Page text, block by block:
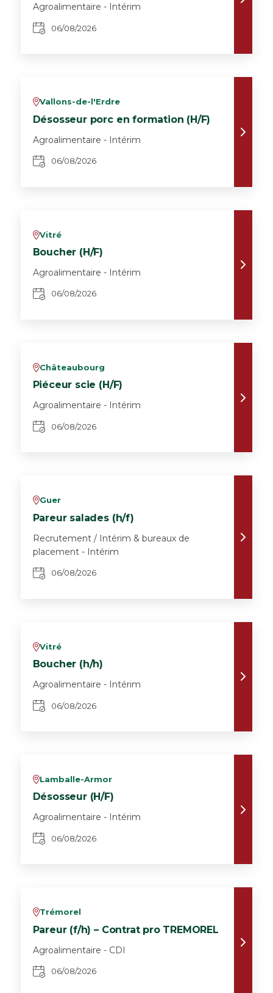
Agroalimentaire - Intérim
06/08/2026
vVallons-de-l'Erdre
Désosseur porc en formation (H/F)
Agroalimentaire - Intérim
06/08/2026
vVitré
Boucher (H/F)
Agroalimentaire - Intérim
06/08/2026
vChâteaubourg
Piéceur scie (H/F)
Agroalimentaire - Intérim
06/08/2026
vGuer
Pareur salades (h/f)
Recrutement / Intérim & bureaux de
placement - Intérim
06/08/2026
vVitré
Boucher (h/h)
Agroalimentaire - Intérim
06/08/2026
vLamballe-Armor
Désosseur (H/F)
Agroalimentaire - Intérim
06/08/2026
vTrémorel
Pareur (f/h) – Contrat pro TREMOREL
Agroalimentaire - CDI
06/08/2026